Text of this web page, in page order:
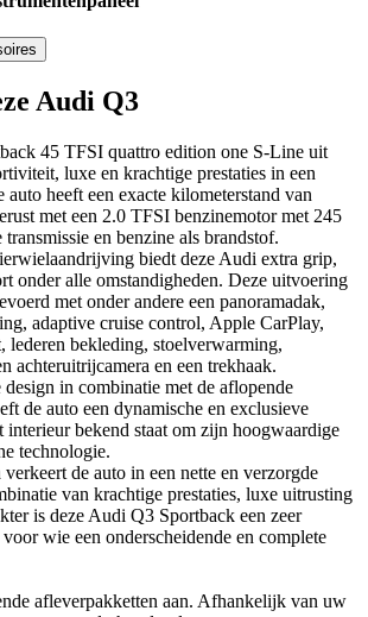
Audi Q3
45 TFSI quattro edition one S-Line uit
luxe en krachtige prestaties in een
heeft een exacte kilometerstand van
met een 2.0 TFSI benzinemotor met 245
en benzine als brandstof.
biedt deze Audi extra grip,
onder alle omstandigheden. Deze uitvoering
met onder andere een panoramadak,
adaptive cruise control, Apple CarPlay,
lederen bekleding, stoelverwarming,
achteruitrijcamera en een trekhaak.
in combinatie met de aflopende
de auto een dynamische en exclusieve
bekend staat om zijn hoogwaardige
technologie.
de auto in een nette en verzorgde
van krachtige prestaties, luxe uitrusting
is deze Audi Q3 Sportback een zeer
wie een onderscheidende en complete
afleverpakketten aan. Afhankelijk van uw